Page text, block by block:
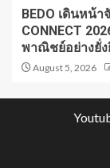
BEDO เดินหน้า
CONNECT
พาณิชย์อย่างยั่
August 5, 2026